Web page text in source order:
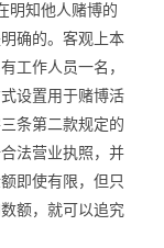
明知他人赌博的
确的。客观上本
工作人员一名，
设置用于赌博活
条第二款规定的
法营业执照，并
即使有限，但只
额，就可以追究